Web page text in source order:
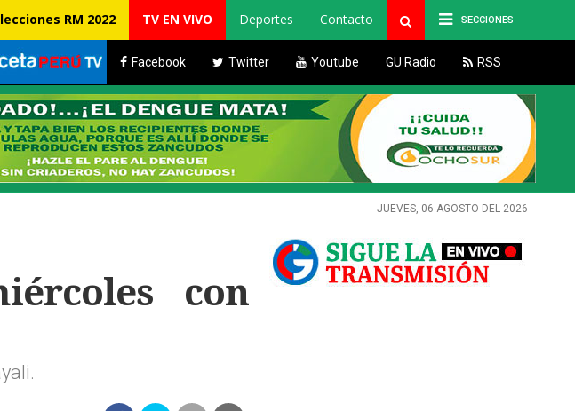
SECCIONES
RM 2022 TV EN VIVO Deportes Contacto
Facebook Twitter Youtube GU Radio RSS
JUEVES, 06 AGOSTO DEL 2026
con